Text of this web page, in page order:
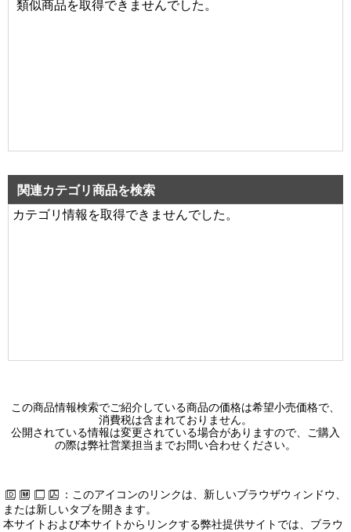
類似商品を取得できませんでした。
関連カテゴリ商品を検索
カテゴリ情報を取得できませんでした。
この商品情報検索でご紹介している商品の価格は希望小売価格で、
消費税は含まれておりません。
公開されている情報は変更されている場合がありますので、ご購入
の際は弊社営業担当までお問い合わせください。
：このアイコンのリンクは、新しいブラウザウィンドウ、
または新しいタブを開きます。
本サイトおよび本サイトからリンクする弊社提供サイトでは、ブラウ